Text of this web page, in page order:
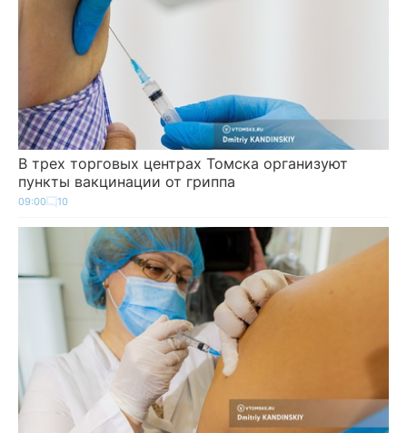
В трех торговых центрах Томска организуют
пункты вакцинации от гриппа
09:00 10